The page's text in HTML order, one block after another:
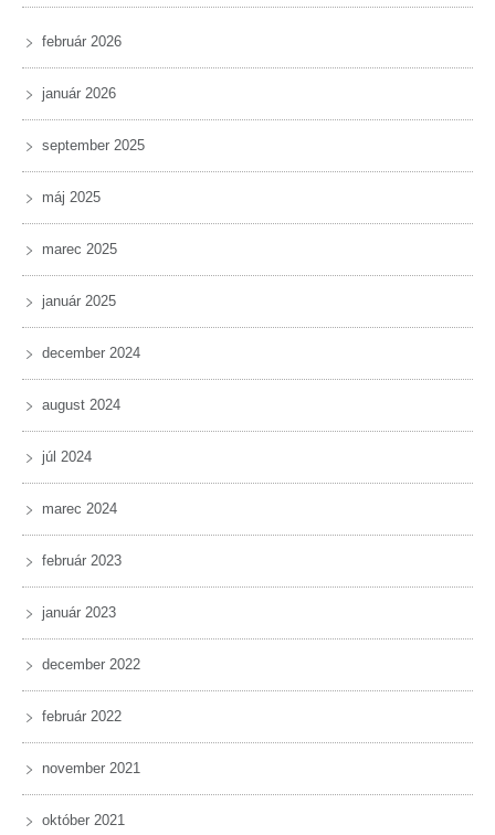
február 2026
január 2026
september 2025
máj 2025
marec 2025
január 2025
december 2024
august 2024
júl 2024
marec 2024
február 2023
január 2023
december 2022
február 2022
november 2021
október 2021